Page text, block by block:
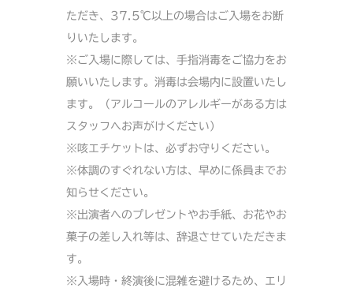
ただき、37.5℃以上の場合はご入場をお断
りいたします。
※ご入場に際しては、手指消毒をご協力をお
願いいたします。消毒は会場内に設置いたし
ます。（アルコールのアレルギーがある方は
スタッフへお声がけください）
※咳エチケットは、必ずお守りください。
※体調のすぐれない方は、早めに係員までお
知らせください。
※出演者へのプレゼントやお手紙、お花やお
菓子の差し入れ等は、辞退させていただきま
す。
※入場時・終演後に混雑を避けるため、エリ